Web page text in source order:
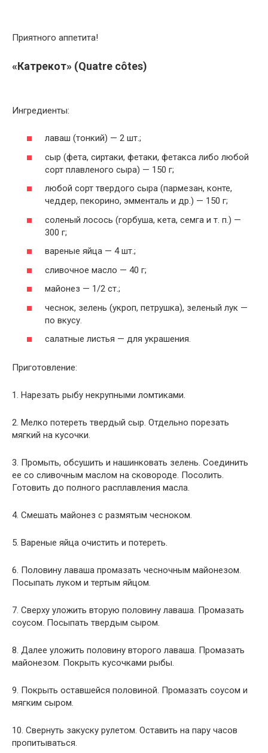
Приятного аппетита!
«Катрекот» (Quatre côtes)
Ингредиенты:
лаваш (тонкий) — 2 шт.;
сыр (фета, сиртаки, фетаки, фетакса либо любой
сорт плавленого сыра) — 150 г;
любой сорт твердого сыра (пармезан, конте,
чеддер, пекорино, эмменталь и др.) — 150 г;
соленый лосось (горбуша, кета, семга и т. п.) —
300 г;
вареные яйца — 4 шт.;
сливочное масло — 40 г;
майонез — 1/2 ст.;
чеснок, зелень (укроп, петрушка), зеленый лук —
по вкусу.
салатные листья — для украшения.
Приготовление:
1. Нарезать рыбу некрупными ломтиками.
2. Мелко потереть твердый сыр. Отдельно порезать
мягкий на кусочки.
3. Промыть, обсушить и нашинковать зелень. Соединить
ее со сливочным маслом на сковороде. Посолить.
Готовить до полного расплавления масла.
4. Смешать майонез с размятым чесноком.
5. Вареные яйца очистить и потереть.
6. Половину лаваша промазать чесночным майонезом.
Посыпать луком и тертым яйцом.
7. Сверху уложить вторую половину лаваша. Промазать
соусом. Посыпать твердым сыром.
8. Далее уложить половину второго лаваша. Промазать
майонезом. Покрыть кусочками рыбы.
9. Покрыть оставшейся половиной. Промазать соусом и
мягким сыром.
10. Свернуть закуску рулетом. Оставить на пару часов
пропитываться.